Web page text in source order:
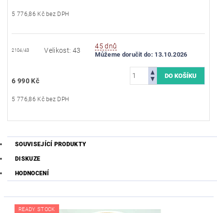
5 776,86 Kč bez DPH
2104/43 Velikost: 43
45 dnů
Můžeme doručit do: 13.10.2026
6 990 Kč
5 776,86 Kč bez DPH
SOUVISEJÍCÍ PRODUKTY
DISKUZE
HODNOCENÍ
READY STOCK